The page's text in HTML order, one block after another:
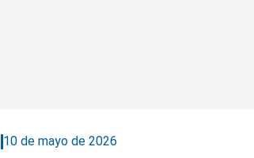
10 de mayo de 2026